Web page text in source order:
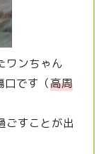
ワンちゃん
口です（高周
ごすことが出